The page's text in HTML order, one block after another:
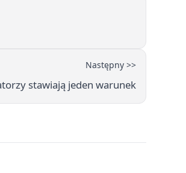
Następny >>
stawiają jeden warunek